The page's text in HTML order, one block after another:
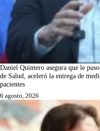
Daniel Quintero asegura que le
de Salud, aceleró la entrega de
pacientes
6 agosto, 2026